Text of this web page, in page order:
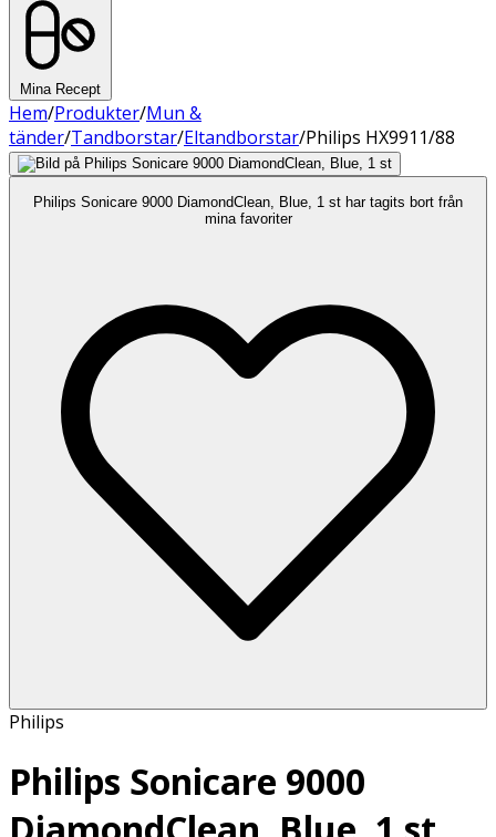
Mina Recept
Hem/Produkter/Mun &
tänder/Tandborstar/Eltandborstar/Philips HX9911/88
Philips Sonicare 9000 DiamondClean, Blue, 1 st har tagits bort från
mina favoriter
Philips
Philips Sonicare 9000